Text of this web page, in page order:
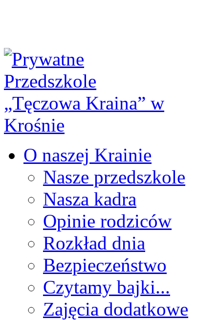
O naszej Krainie
Nasze przedszkole
Nasza kadra
Opinie rodziców
Rozkład dnia
Bezpieczeństwo
Czytamy bajki...
Zajęcia dodatkowe